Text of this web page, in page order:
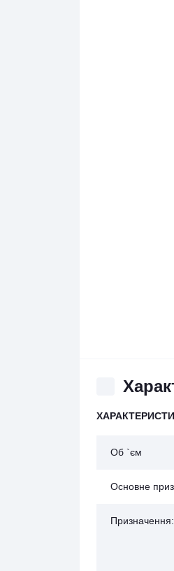
Об `єм
Основне
Призначення: